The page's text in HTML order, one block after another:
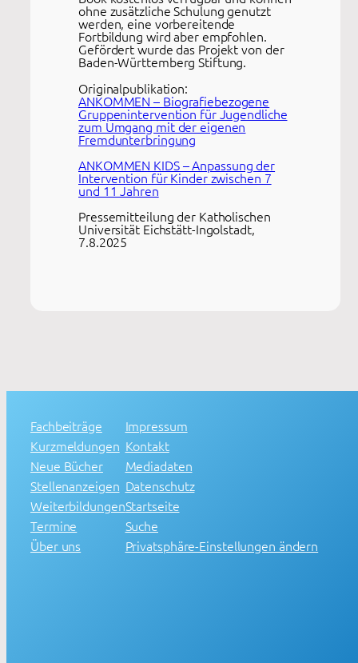
ohne zusätzliche Schulung genutzt
werden, eine vorbereitende
Fortbildung wird aber empfohlen.
Gefördert wurde das Projekt von der
Baden-Württemberg Stiftung.
Originalpublikation:
ANKOMMEN – Biografiebezogene
Gruppenintervention für Jugendliche
zum Umgang mit der eigenen
Fremdunterbringung
ANKOMMEN KIDS – Anpassung der
Intervention für Kinder zwischen 7
und 11 Jahren
Pressemitteilung der Katholischen
Universität Eichstätt-Ingolstadt,
7.8.2025
Fachbeiträge
Kurzmeldungen
Neue Bücher
Stellenanzeigen
Weiterbildungen
Termine
Über uns
Impressum
Kontakt
Mediadaten
Datenschutz
Startseite
Suche
Privatsphäre-Einstellungen ändern